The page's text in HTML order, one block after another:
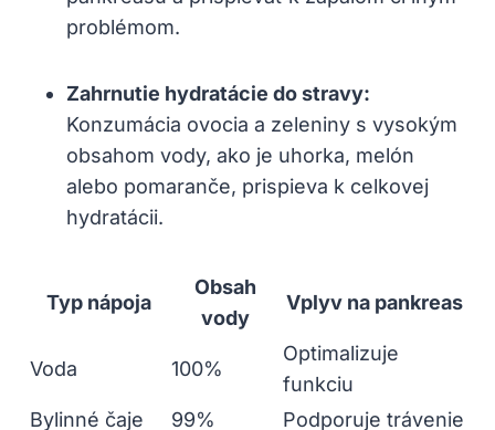
problémom.
Zahrnutie hydratácie do stravy:
Konzumácia ovocia a zeleniny​ s vysokým‍
obsahom ‌vody, ako je uhorka, melón⁣
alebo pomaranče, prispieva k celkovej
hydratácii.
Typ ⁤nápoja
Obsah
vody
Vplyv na pankreas
Voda 100%
Optimalizuje
funkciu
Bylinné⁤ čaje
99%
Podporuje ‍trávenie